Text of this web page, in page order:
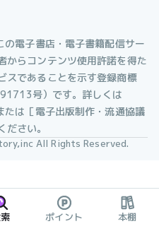
の電子書店・電子書籍配信サー
からコンテンツ使用許諾を得た
スであることを示す登録商標
号）です。詳しくは
たは［電子出版制作・流通協議
さい。
All Rights Reserved.
ポイント 本棚